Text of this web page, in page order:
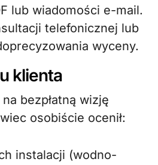
lub wiadomości e-mail.
telefonicznej lub
wyceny.
klienta
bezpłatną wizję
osobiście ocenił:
instalacji (wodno-